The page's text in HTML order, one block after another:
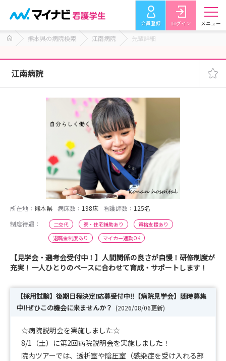
会員登録 ログイン メニュー
熊本県の病院検索 江南病院 先輩詳細
江南病院
所在地： 熊本県 病床数： 198床 看護師数： 125名
制度待遇：
二交代 寮・住宅補助あり
資格支援あり
退職金制度あり
マイカー通勤OK
【見学会・選考会受付中！】人間関係の良さが自慢！研修制度が
充実！一人ひとりのペースに合わせて育成・サポートします！
【採用試験】後期日程決定❗️応募受付中‼【病院見学会】随時募集
中‼ぜひこの機会に来ませんか？ (2026/08/06更新)
☆病院説明会を実施しました☆
8/1（土）に第2回病院説明会を実施しました！
院内ツアーでは、透析室や陰圧室（感染症を受け入れる部